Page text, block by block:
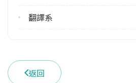
113學年度上學期
113學年度上學期
翻譯系
返回